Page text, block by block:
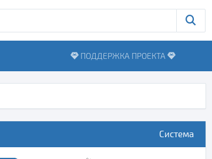
ПОДДЕРЖКА ПРОЕКТА
Система